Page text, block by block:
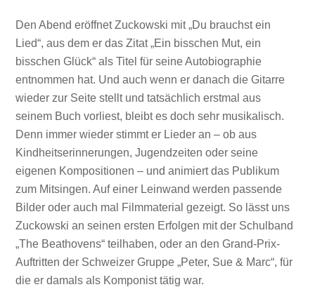
Den Abend eröffnet Zuckowski mit „Du brauchst ein
Lied“, aus dem er das Zitat „Ein bisschen Mut, ein
bisschen Glück“ als Titel für seine Autobiographie
entnommen hat. Und auch wenn er danach die Gitarre
wieder zur Seite stellt und tatsächlich erstmal aus
seinem Buch vorliest, bleibt es doch sehr musikalisch.
Denn immer wieder stimmt er Lieder an – ob aus
Kindheitserinnerungen, Jugendzeiten oder seine
eigenen Kompositionen – und animiert das Publikum
zum Mitsingen. Auf einer Leinwand werden passende
Bilder oder auch mal Filmmaterial gezeigt. So lässt uns
Zuckowski an seinen ersten Erfolgen mit der Schulband
„The Beathovens“ teilhaben, oder an den Grand-Prix-
Auftritten der Schweizer Gruppe „Peter, Sue & Marc“, für
die er damals als Komponist tätig war.